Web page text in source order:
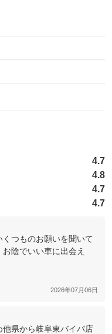
）
4.7
4.8
4.7
4.7
つものお願いを聞いて
陰でいい車に出会え
2026年07月06日
県から岐阜東バイパ店